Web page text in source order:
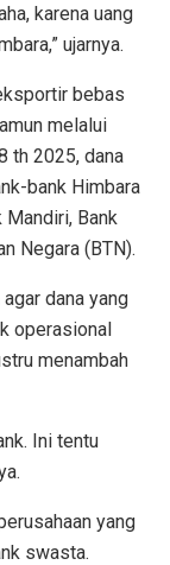
karena uang
ujarnya.
bebas
melalui
th 2025, dana
bank Himbara
Bank
Negara (BTN).
dana yang
operasional
menambah
Ini tentu
yang
swasta.